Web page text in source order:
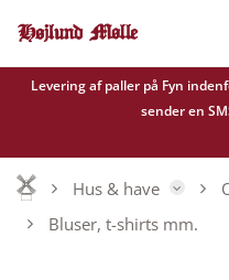
Levering af paller på Fyn
sender en
Hus & have
Bluser, t-shirts mm.